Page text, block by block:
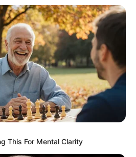
This For Mental Clarity